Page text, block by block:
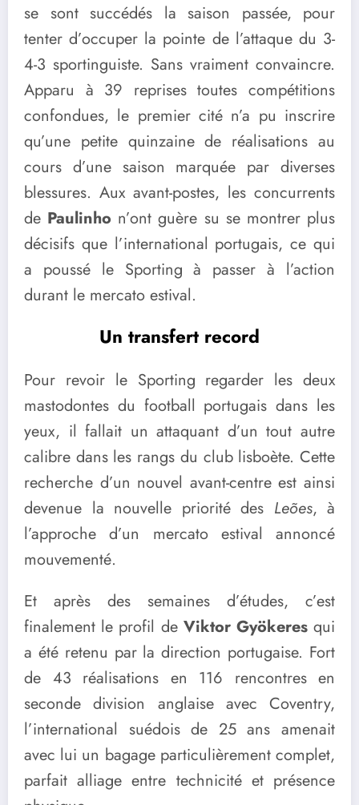
se sont succédés la saison passée, pour
tenter d’occuper la pointe de l’attaque du 3-
4-3 sportinguiste. Sans vraiment convaincre.
Apparu à 39 reprises toutes compétitions
confondues, le premier cité n’a pu inscrire
qu’une petite quinzaine de réalisations au
cours d’une saison marquée par diverses
blessures. Aux avant-postes, les concurrents
de Paulinho n’ont guère su se montrer plus
décisifs que l’international portugais, ce qui
a poussé le Sporting à passer à l’action
durant le mercato estival.
Un transfert record
Pour revoir le Sporting regarder les deux
mastodontes du football portugais dans les
yeux, il fallait un attaquant d’un tout autre
calibre dans les rangs du club lisboète. Cette
recherche d’un nouvel avant-centre est ainsi
devenue la nouvelle priorité des Leões, à
l’approche d’un mercato estival annoncé
mouvementé.
Et après des semaines d’études, c’est
finalement le profil de Viktor Gyökeresqui
a été retenu par la direction portugaise. Fort
de 43 réalisations en 116 rencontres en
seconde division anglaise avec Coventry,
l’international suédois de 25 ans amenait
avec lui un bagage particulièrement complet,
parfait alliage entre technicité et présence